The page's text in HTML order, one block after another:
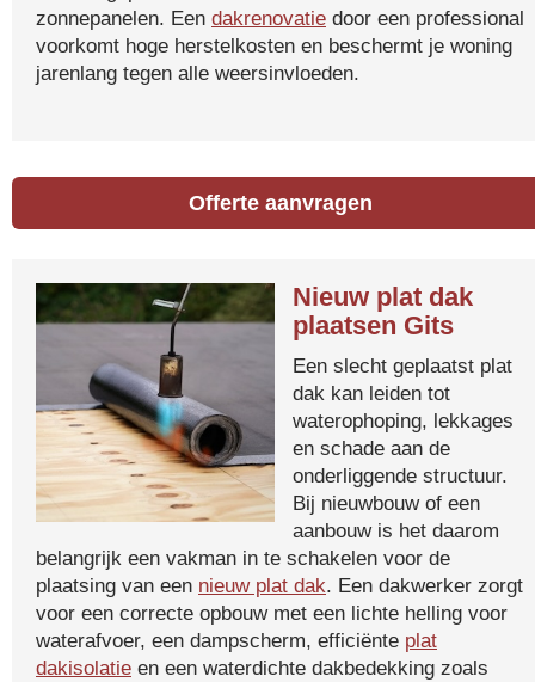
zonnepanelen. Een dakrenovatie door een professional
voorkomt hoge herstelkosten en beschermt je woning
jarenlang tegen alle weersinvloeden.
Offerte aanvragen
Nieuw plat dak
plaatsen Gits
Een slecht geplaatst plat
dak kan leiden tot
waterophoping, lekkages
en schade aan de
onderliggende structuur.
Bij nieuwbouw of een
aanbouw is het daarom
belangrijk een vakman in te schakelen voor de
plaatsing van een nieuw plat dak. Een dakwerker zorgt
voor een correcte opbouw met een lichte helling voor
waterafvoer, een dampscherm, efficiënte plat
dakisolatie en een waterdichte dakbedekking zoals